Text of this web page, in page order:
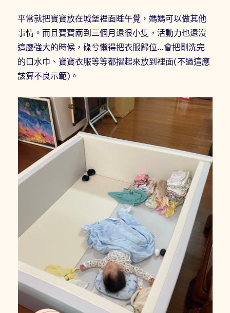
平常就把寶寶放在城堡裡面睡午覺，媽媽可以做其他
事情。而且寶寶兩到三個月還很小隻，活動力也還沒
這麼強大的時候，碌兮懶得把衣服歸位…會把剛洗完
的口水巾、寶寶衣服等等都摺起來放到裡面(不過這應
該算不良示範)。